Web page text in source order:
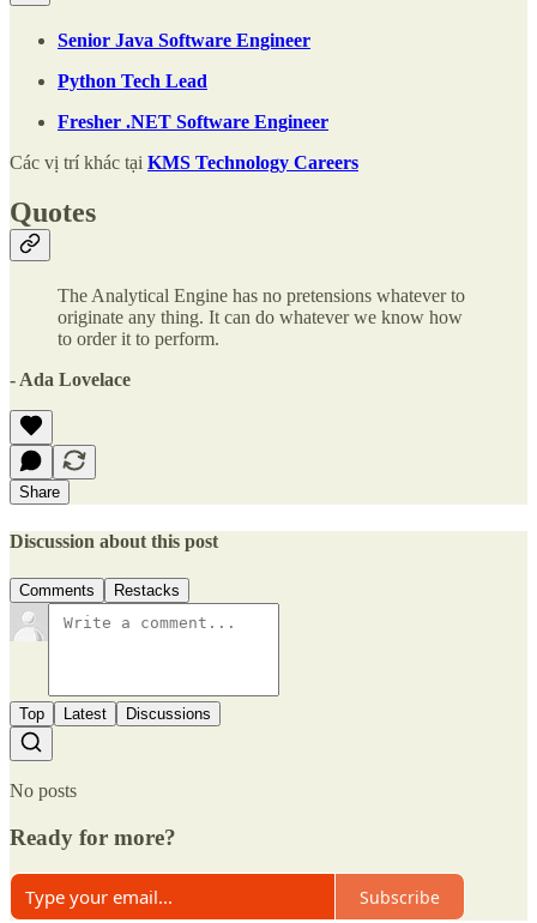
Senior Java Software Engineer
Python Tech Lead
Fresher .NET Software Engineer
Các vị trí khác tại KMS Technology Careers
Quotes
The Analytical Engine has no pretensions whatever to
originate any thing. It can do whatever we know how
to order it to perform.
- Ada Lovelace
Share
Discussion about this post
Comments Restacks
Top Latest Discussions
No posts
Ready for more?
Subscribe